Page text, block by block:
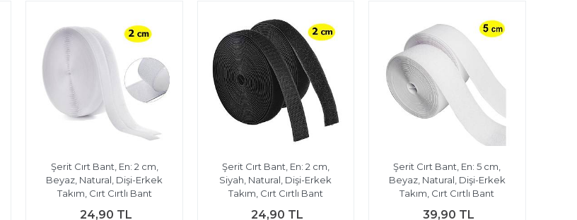
Şerit Cırt Bant, En: 2 cm,
Beyaz, Natural, Dişi-Erkek
Takım, Cırt Cırtlı Bant
24,90 TL
Şerit Cırt Bant, En: 2 cm,
Siyah, Natural, Dişi-Erkek
Takım, Cırt Cırtlı Bant
24,90 TL
Şerit Cırt Bant, En: 5 cm,
Beyaz, Natural, Dişi-Erkek
Takım, Cırt Cırtlı Bant
39,90 TL